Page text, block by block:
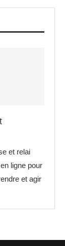
et relai
ligne pour
et agir